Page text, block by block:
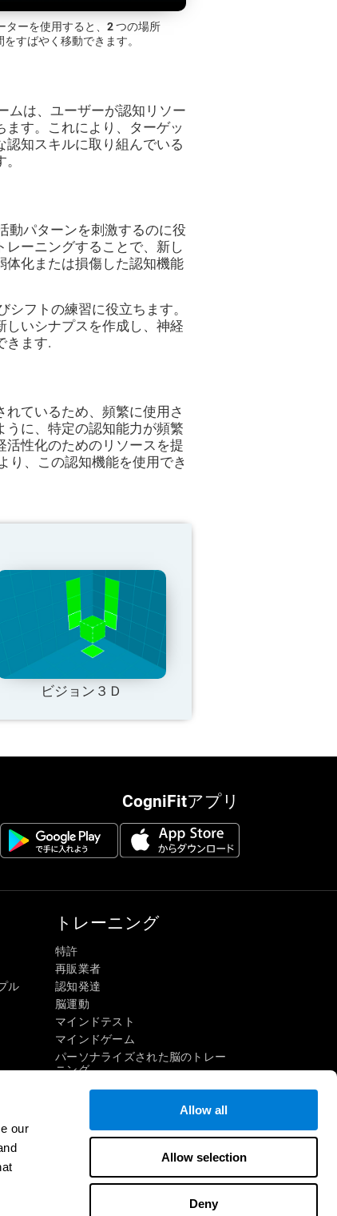
our
Allow all
Allow selection
Deny
ターを使用すると、2 つの場所
をすばやく移動できます。
ムは、ユーザーが認知リソー
す。これにより、ターゲッ
認知スキルに取り組んでいる
動パターンを刺激するのに役
ーニングすることで、新し
体化または損傷した認知機能
フトの練習に役立ちます。
しいシナプスを作成し、神経
きます.
ているため、頻繁に使用さ
に、特定の認知能力が頻繁
活性化のためのリソースを提
り、この認知機能を使用でき
ビジョン３Ｄ
CogniFitアプリ
ル
ーム
トレーニング
特許
再販業者
認知発達
脳運動
マインドテスト
マインドゲーム
パーソナライズされた脳のトレー
ニング
マインドゲーム
才能ある子供たち
IQテスト